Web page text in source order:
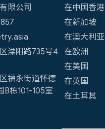
限公司
溧阳路735号4
福永街道怀德
栋101-105室
在中国香港
在新加坡
在澳大利亚
在欧洲
在美国
在英国
在土耳其